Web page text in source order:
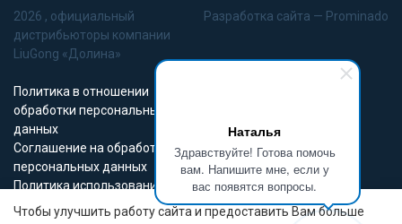
Наталья
Здравствуйте! Готова помочь
вам. Напишите мне, если у
вас появятся вопросы.
2026 , официальный
дистрибьюторы компании
LiuGong «Долина»
Политика в отношении
обработки персональных
данных
Соглашение на обработку
персональных данных
Политика использования
Cookie-файлов
Разработка сайта — Prominado
Чтобы улучшить работу сайта и предоставить Вам больше